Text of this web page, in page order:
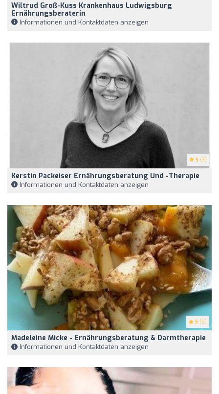
Wiltrud Groß-Kuss Krankenhaus Ludwigsburg
Ernährungsberaterin
Informationen und Kontaktdaten anzeigen
5 (3)
Kerstin Packeiser Ernährungsberatung Und -therapie
Informationen und Kontaktdaten anzeigen
5 (5)
Madeleine Micke - Ernährungsberatung & Darmtherapie
Informationen und Kontaktdaten anzeigen